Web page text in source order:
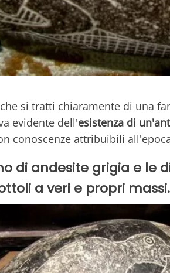
si tratti chiaramente di una
evidente dell'esistenza di
conoscenze attribuibili
di andesite grigia e le
a veri e propri massi.